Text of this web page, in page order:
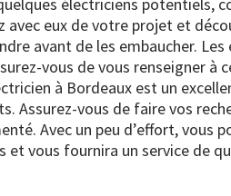
électriciens potentiels,
avec eux de votre projet et
avant de les embaucher.
vous de vous renseigner à
à Bordeaux est un
Assurez-vous de faire vos
Avec un peu d’effort, vous
et vous fournira un service de